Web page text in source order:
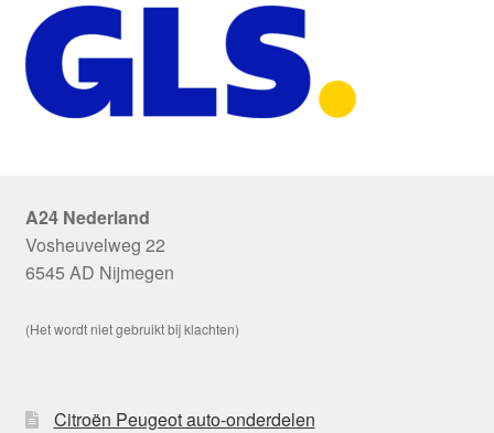
A24 Nederland
Vosheuvelweg 22
6545 AD Nijmegen
(Het wordt niet gebruikt bij klachten)
Citroën Peugeot auto-onderdelen